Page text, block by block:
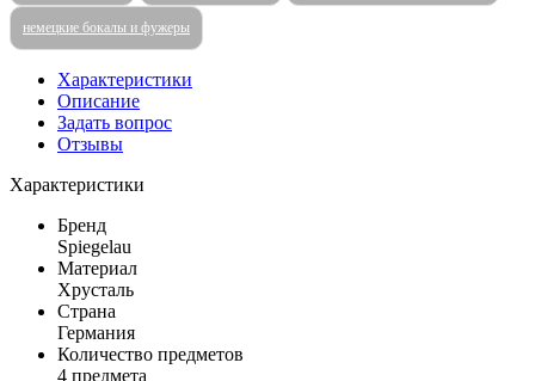
немецкие бокалы и фужеры
Характеристики
Описание
Задать вопрос
Отзывы
Характеристики
Бренд
Spiegelau
Материал
Хрусталь
Страна
Германия
Количество предметов
4 предмета